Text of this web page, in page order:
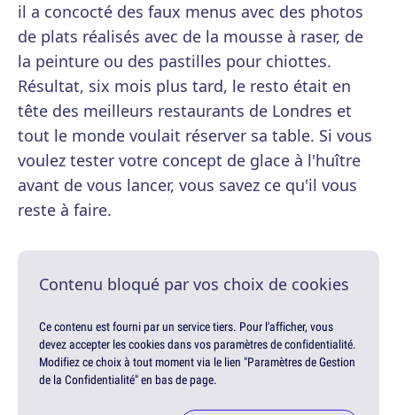
il a concocté des faux menus avec des photos
de plats réalisés avec de la mousse à raser, de
la peinture ou des pastilles pour chiottes.
Résultat, six mois plus tard, le resto était en
tête des meilleurs restaurants de Londres et
tout le monde voulait réserver sa table. Si vous
voulez tester votre concept de glace à l'huître
avant de vous lancer, vous savez ce qu'il vous
reste à faire.
Contenu bloqué par vos choix de cookies
Ce contenu est fourni par un service tiers. Pour l'afficher, vous
devez accepter les cookies dans vos paramètres de confidentialité.
Modifiez ce choix à tout moment via le lien "Paramètres de Gestion
de la Confidentialité" en bas de page.